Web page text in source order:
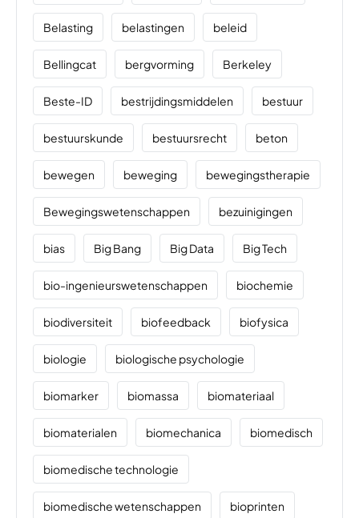
Belasting belastingen beleid
Bellingcat bergvorming Berkeley
Beste-ID bestrijdingsmiddelen bestuur
bestuurskunde bestuursrecht beton
bewegen beweging bewegingstherapie
Bewegingswetenschappen bezuinigingen
bias Big Bang Big Data Big Tech
bio-ingenieurswetenschappen biochemie
biodiversiteit biofeedback biofysica
biologie biologische psychologie
biomarker biomassa biomateriaal
biomaterialen biomechanica biomedisch
biomedische technologie
biomedische wetenschappen bioprinten